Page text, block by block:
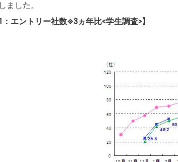
ました。
：エントリー社数※3ヵ年比<学生調査>】